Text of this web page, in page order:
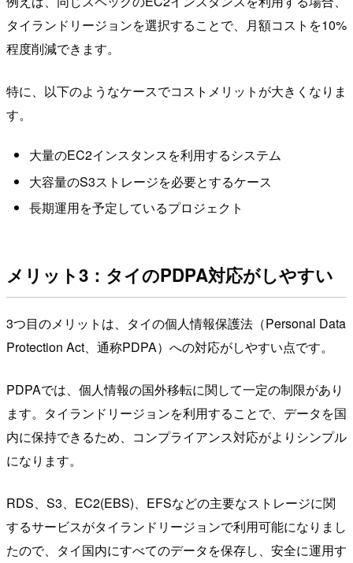
タイランドリージョンを選択することで、月額コストを10%
程度削減できます。
特に、以下のようなケースでコストメリットが大きくなりま
す。
大量のEC2インスタンスを利用するシステム
大容量のS3ストレージを必要とするケース
長期運用を予定しているプロジェクト
メリット3：タイのPDPA対応がしやすい
3つ目のメリットは、タイの個人情報保護法（Personal Data
Protection Act、通称PDPA）への対応がしやすい点です。
PDPAでは、個人情報の国外移転に関して一定の制限があり
ます。タイランドリージョンを利用することで、データを国
内に保持できるため、コンプライアンス対応がよりシンプル
になります。
RDS、S3、EC2(EBS)、EFSなどの主要なストレージに関
するサービスがタイランドリージョンで利用可能になりまし
たので、タイ国内にすべてのデータを保存し、安全に運用す